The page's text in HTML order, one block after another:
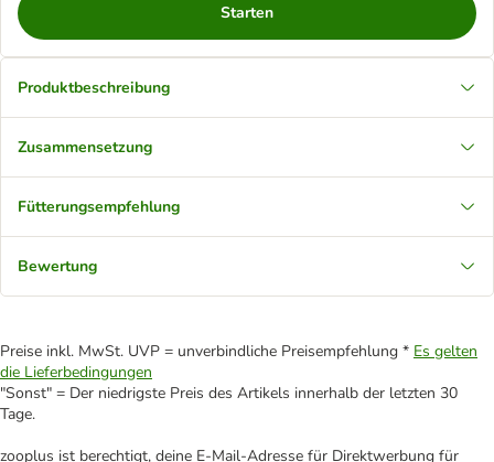
Starten
Produktbeschreibung
Zusammensetzung
Fütterungsempfehlung
Bewertung
Preise inkl. MwSt. UVP = unverbindliche Preisempfehlung * Es gelten
die Lieferbedingungen
"Sonst" = Der niedrigste Preis des Artikels innerhalb der letzten 30
Tage.
zooplus ist berechtigt, deine E-Mail-Adresse für Direktwerbung für